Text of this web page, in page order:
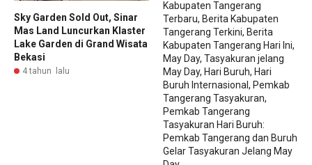
Sky Garden Sold Out, Sinar
Mas Land Luncurkan Klaster
Lake Garden di Grand Wisata
Bekasi
4 tahun lalu